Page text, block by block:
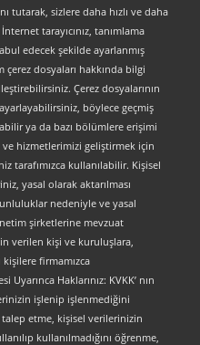
tutarak, sizlere daha hızlı ve daha
tarayıcınız, tanımlama
edecek şekilde ayarlanmış
dosyaları hakkında bilgi
Çerez dosyalarının
böylece geçmiş
ya da bazı bölümlere erişimi
hizmetlerimizi geliştirmek için
tarafımızca kullanılabilir. Kişisel
yasal olarak aktarılması
nedeniyle ve yasal
şirketlerine mevzuat
verilen kişi ve kuruluşlara,
firmamızca
Uyarınca Haklarınız: KVKK’ nın
işlenip işlenmediğini
etme, kişisel verilerinizin
kullanılmadığını öğrenme,